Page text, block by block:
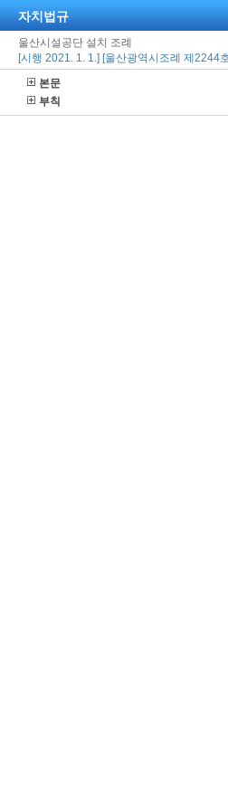
자치법규
울산시설공단 설치 조례
[시행 2021. 1. 1.] [울산광역시조례 제2244
본문
부칙